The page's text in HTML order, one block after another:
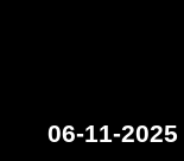
06-11-2025